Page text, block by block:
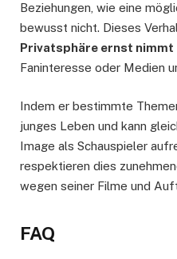
Beziehungen, wie eine
bewusst nicht. Dieses
Privatsphäre ernst nimmt
Faninteresse oder Medien
Indem er bestimmte
junges Leben und kann
Image als Schauspieler
respektieren dies
wegen seiner Filme und
FAQ